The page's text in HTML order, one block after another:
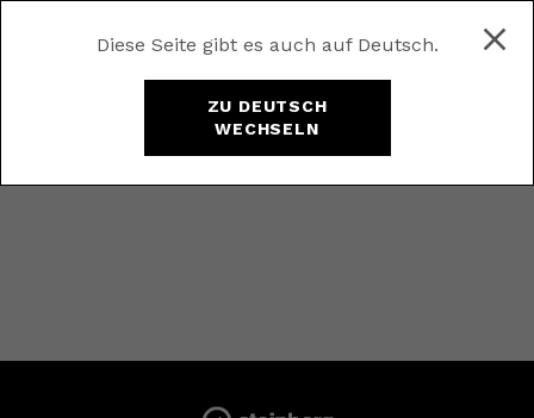
Diese Seite gibt es auch auf Deutsch.
ZU DEUTSCH
WECHSELN